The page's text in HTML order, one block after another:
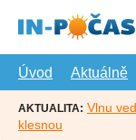
hlavní
Úvod
Aktuálně
AKTUALITA: Vlnu
klesnou